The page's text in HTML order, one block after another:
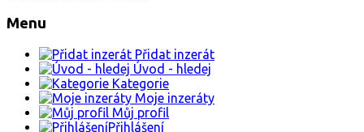
Menu
Přidat inzerát
Úvod - hledej
Kategorie
Moje inzeráty
Můj profil
Přihlášení